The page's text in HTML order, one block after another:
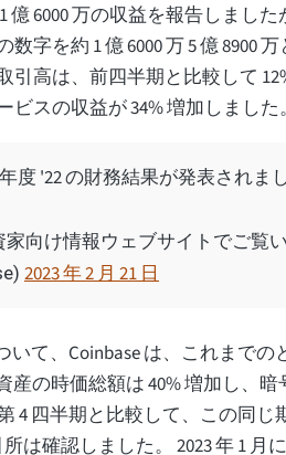
6000 万の収益を報告しました
字を約 1 億 6000 万 5 億 8900
引高は、前四半期と比較して
スの収益が 34% 増加しました
度 '22 の財務結果が発表されまし
向け情報ウェブサイトでご覧
2023 年 2 月 21 日
て、Coinbase は、これまでの
産の時価総額は 40% 増加し、暗
4 四半期と比較して、この同じ
は確認しました。 2023 年 1 月